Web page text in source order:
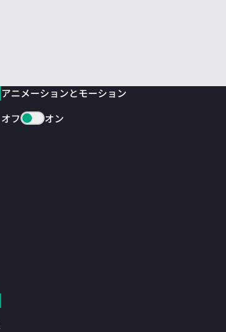
アニメーションとモーション
オフ
オン